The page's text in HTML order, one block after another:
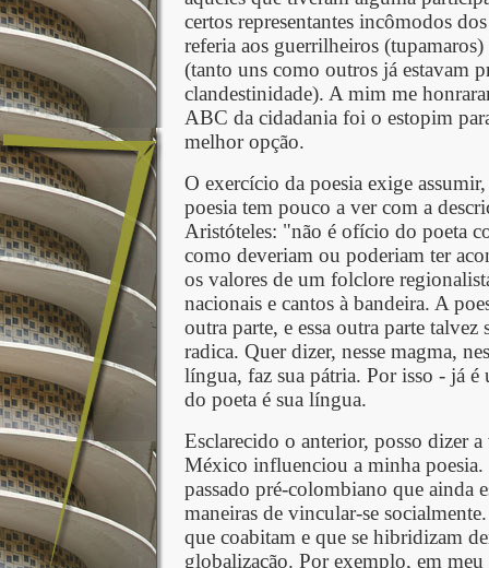
certos representantes incômodos
referia aos guerrilheiros
(tanto uns como outros já estavam
clandestinidade). A mim me
ABC da cidadania foi o estopim
melhor opção.
O exercício da poesia exige
poesia tem pouco a ver com a
Aristóteles: "não é ofício do poeta
como deveriam ou poderiam ter
os valores de um folclore
nacionais e cantos à bandeira. A
outra parte, e essa outra parte
radica. Quer dizer, nesse magma,
língua, faz sua pátria. Por isso - já
do poeta é sua língua.
Esclarecido o anterior, posso dizer
México influenciou a minha poesia.
passado pré-colombiano que ainda
maneiras de vincular-se
que coabitam e que se hibridizam
globalização. Por exemplo, em